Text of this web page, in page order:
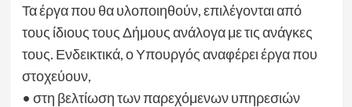
Τα έργα που θα υλοποιηθούν, επιλέγονται από
τους ίδιους τους Δήμους ανάλογα με τις ανάγκες
τους. Ενδεικτικά, ο Υπουργός αναφέρει έργα που
στοχεύουν,
• στη βελτίωση των παρεχόμενων υπηρεσιών